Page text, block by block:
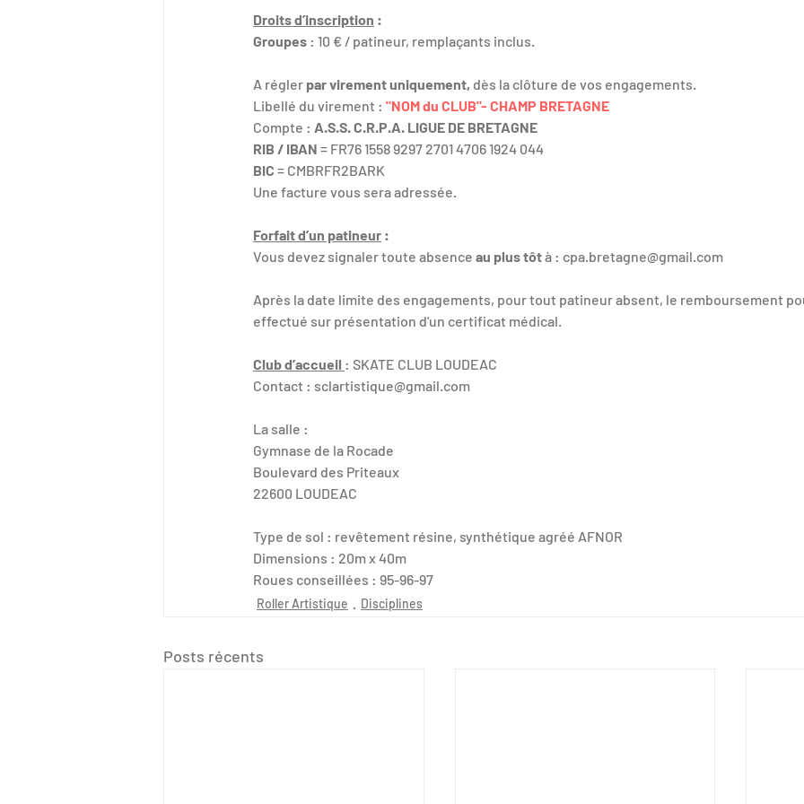
Droits d’inscription :
Groupes : 10 € / patineur, remplaçants inclus.
A régler par virement uniquement, dès la clôture de vos engagements.
Libellé du virement : "NOM du CLUB"- CHAMP BRETAGNE
Compte : A.S.S. C.R.P.A. LIGUE DE BRETAGNE
RIB / IBAN = FR76 1558 9297 2701 4706 1924 044
BIC = CMBRFR2BARK
Une facture vous sera adressée.
Forfait d’un patineur :
Vous devez signaler toute absence au plus tôt à : cpa.bretagne@gmail.com
Après la date limite des engagements, pour tout patineur absent, le remboursement
effectué sur présentation d'un certificat médical.
Club d’accueil : SKATE CLUB LOUDEAC
Contact : sclartistique@gmail.com
La salle :
Gymnase de la Rocade
Boulevard des Priteaux
22600 LOUDEAC
Type de sol : revêtement résine, synthétique agréé AFNOR
Dimensions : 20m x 40m
Roues conseillées : 95-96-97
Roller Artistique Disciplines
Posts récents